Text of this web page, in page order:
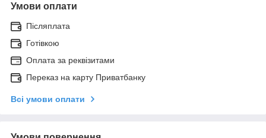
Умови оплати
Післяплата
Готівкою
Оплата за реквізитами
Переказ на карту Приватбанку
Всі умови оплати